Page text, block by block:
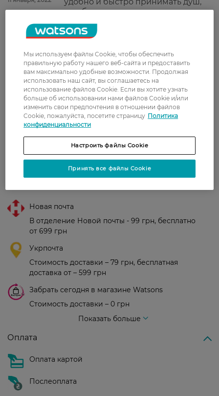
удобно и быстро принимать душ,
они быстро сохнут.
Тетяна
5 января, 2022
Раньше такие мочалки были в
суперские, сейчас изменили их,
сами мочалки оченьььь маленькие,
больше не куплю, полное
разочарование(((
Соня
21 декабря, 2021
надовго їх не вистачає(
розлазяться.. і це великий мінус
Показати ще
Новая почта
В отделение Новой почты - 99 грн, бесплатно
от 699 грн
Укрпочта
Стоимость доставки – 79 грн, бесплатная
доставка от – 599 грн
Забрать сегодня в магазине Watsons
Стоимость доставки – 0 грн
Показать больше
Оплата
Оплата картой
Послеоплата
Мы используем файлы Cookie, чтобы обеспечить
правильную работу нашего веб-сайта и предоставить
вам максимально удобные возможности. Продолжая
использовать наш сайт, вы соглашаетесь на
использование файлов Cookie. Если вы хотите узнать
больше об использовании нами файлов Cookie и/или
изменить свои предпочтения в отношении файлов
Cookie, пожалуйста, посетите страницу Политика
конфиденциальности
Настроить файлы Cookie
Принять все файлы Cookie